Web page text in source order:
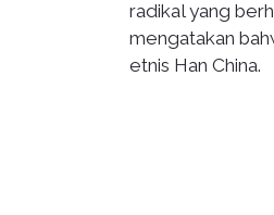
radikal yang
mengatakan
etnis Han China.